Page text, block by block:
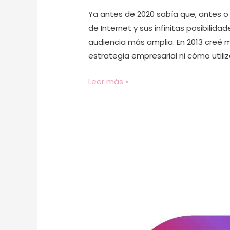
Ya antes de 2020 sabía que, antes
de Internet y sus infinitas
audiencia más amplia. En 2013
estrategia empresarial ni cómo
Leer más »